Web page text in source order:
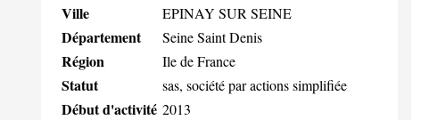
Ville EPINAY SUR SEINE
Département Seine Saint Denis
Région Ile de France
Statut sas, société par actions simplifiée
Début d'activité 2013